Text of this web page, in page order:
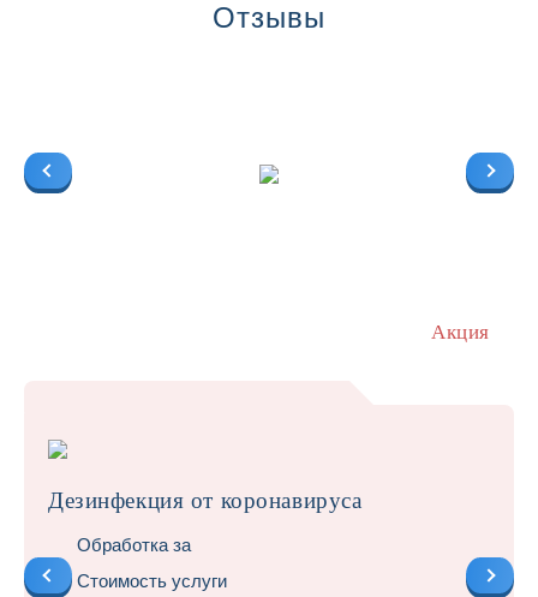
Отзывы
Акция
Дезинфекция от коронавируса
Обработка за
Стоимость услуги